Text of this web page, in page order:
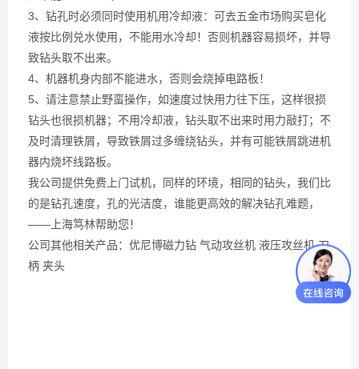
3、钻孔时必须同时使用机用冷却液：可去五金市场购买皂化
液按比例兑水使用，不能用水冷却！否则机器容易损坏，并导
致钻头取不出来。
4、机器机身内部不能进水，否则会烧掉电路板！
5、请注意禁止野蛮操作，如速度过快用力往下压，这样很损
钻头也很损机器；不用冷却液，钻头取不出来时用力敲打；不
及时清理铁屑，导致铁屑过多缠绕钻头，并有可能铁屑跳进机
器内烧坏线路板。
我公司提供免费上门试机，同样的环境，相同的钻头，我们比
的是钻孔速度，孔的光洁度，谁能更高效的解决钻孔难题，
——上海笃林帮助您！
公司其他相关产品：优尼博磁力钻 气动攻丝机 液压攻丝机 刀
柄 夹头